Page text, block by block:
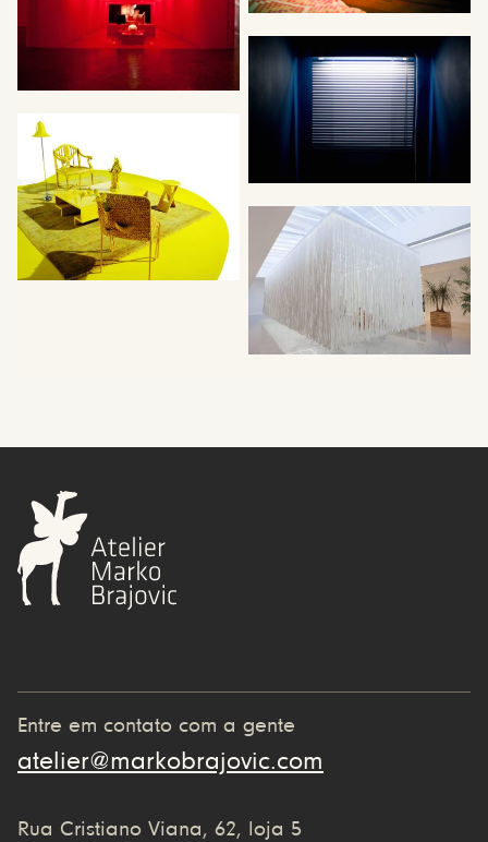
Entre em contato com a gente
atelier@markobrajovic.com
Rua Cristiano Viana, 62, loja 5